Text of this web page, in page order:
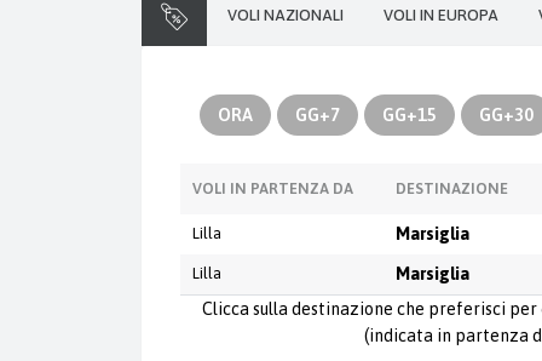
VOLI NAZIONALI VOLI IN EUROPA
ORA GG+7 GG+15 GG+30
VOLI IN PARTENZA DA DESTINAZIONE
Lilla Marsiglia
Lilla
Marsiglia
Clicca sulla destinazione che preferisci
(indicata in partenza